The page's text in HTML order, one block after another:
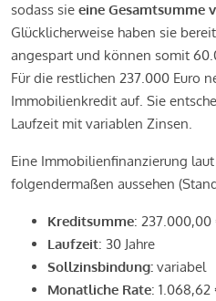
sodass sie eine Gesamtsumme
Glücklicherweise haben sie
angespart und können somit
Für die restlichen 237.000 Euro
Immobilienkredit auf. Sie
Laufzeit mit variablen Zinsen.
Eine Immobilienfinanzierung
folgendermaßen aussehen (Stand
Kreditsumme: 237.000,00
Laufzeit: 30 Jahre
Sollzinsbindung: variabel
Monatliche Rate: 1.068,62